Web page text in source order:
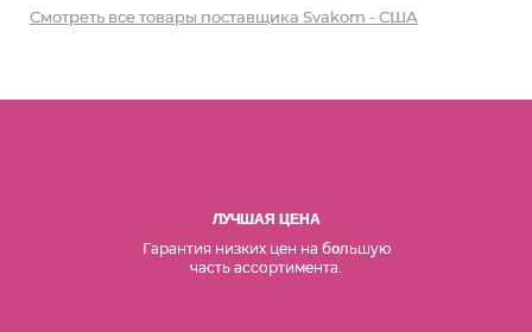
Смотреть все товары поставщика Svakom - США
ЛУЧШАЯ ЦЕНА
Гарантия низких цен на большую
часть ассортимента.